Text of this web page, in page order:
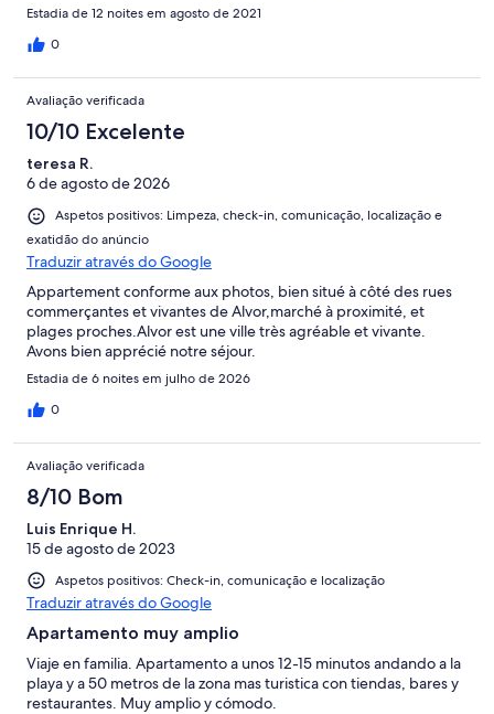
Estadia de 12 noites em agosto de 2021
0
Avaliação verificada
10/10 Excelente
teresa R.
6 de agosto de 2026
Aspetos positivos: Limpeza, check-in, comunicação, localização e
exatidão do anúncio
Traduzir através do Google
Appartement conforme aux photos, bien situé à côté des rues
commerçantes et vivantes de Alvor,marché à proximité, et
plages proches.Alvor est une ville très agréable et vivante.
Avons bien apprécié notre séjour.
Estadia de 6 noites em julho de 2026
0
Avaliação verificada
8/10 Bom
Luis Enrique H.
15 de agosto de 2023
Aspetos positivos: Check-in, comunicação e localização
Traduzir através do Google
Apartamento muy amplio
Viaje en familia. Apartamento a unos 12-15 minutos andando a la
playa y a 50 metros de la zona mas turistica con tiendas, bares y
restaurantes. Muy amplio y cómodo.